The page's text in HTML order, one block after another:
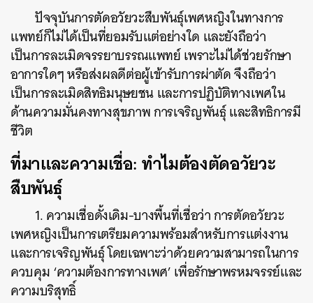
ปัจจุบันการตัดอวัยวะสืบพันธุ์เพศหญิงในทางการ
แพทย์ก็ไม่ได้เป็นที่ยอมรับแต่อย่างใด และยังถือว่า
เป็นการละเมิดจรรยาบรรณแพทย์ เพราะไม่ได้ช่วยรักษา
อาการใดๆ หรือส่งผลดีต่อผู้เข้ารับการผ่าตัด จึงถือว่า
เป็นการละเมิดสิทธิมนุษยชน และการปฏิบัติทางเพศใน
ด้านความมั่นคงทางสุขภาพ การเจริญพันธุ์ และสิทธิการมี
ชีวิต
ที่มาและความเชื่อ: ทำไมต้องตัดอวัยวะ
สืบพันธุ์
1. ความเชื่อดั้งเดิม-บางพื้นที่เชื่อว่า การตัดอวัยวะ
เพศหญิงเป็นการเตรียมความพร้อมสำหรับการแต่งงาน
และการเจริญพันธุ์ โดยเฉพาะว่าด้วยความสามารถในการ
ควบคุม ‘ความต้องการทางเพศ’ เพื่อรักษาพรหมจรรย์และ
ความบริสุทธิ์